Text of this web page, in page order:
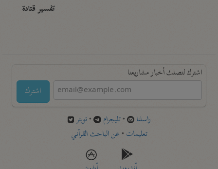
تفسير قتادة
اشترك لتصلك أخبار مشاريعنا
اشترك
راسلنا •تليجرام •تويتر
تعليمات •عن الباحث القرآني